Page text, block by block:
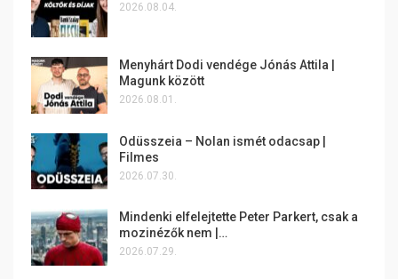
2026.08.04.
Menyhárt Dodi vendége Jónás Attila |
Magunk között
2026.08.01.
Odüsszeia – Nolan ismét odacsap |
Filmes
2026.07.30.
Mindenki elfelejtette Peter Parkert, csak a
mozinézők nem |…
2026.07.29.